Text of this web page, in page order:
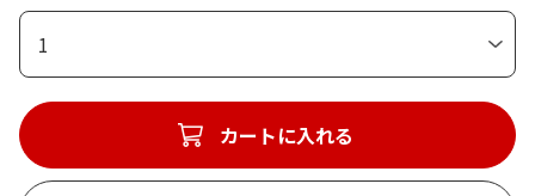
1
カートに入れる